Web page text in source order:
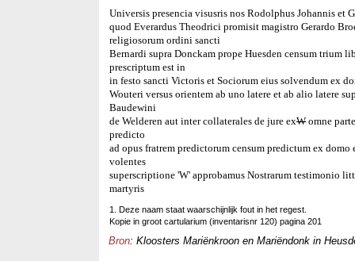
Universis presencia visusris nos Rodolphus Johannis et
quod Everardus Theodrici promisit magistro Gerardo
religiosorum ordini sancti
Bernardi supra Donckam prope Huesden censum trium
prescriptum est in
in festo sancti Victoris et Sociorum eius solvendum ex
Wouteri versus orientem ab uno latere et ab alio latere
Baudewini
de Welderen aut inter collaterales de jure exW omne
predicto
ad opus fratrem predictorum censum predictum ex domo
volentes
superscriptione 'W' approbamus Nostrarum testimonio
martyris
1. Deze naam staat waarschijnlijk fout in het regest.
Kopie in groot cartularium (inventarisnr 120) pagina 201
Bron: Kloosters Mariënkroon en Mariëndonk in